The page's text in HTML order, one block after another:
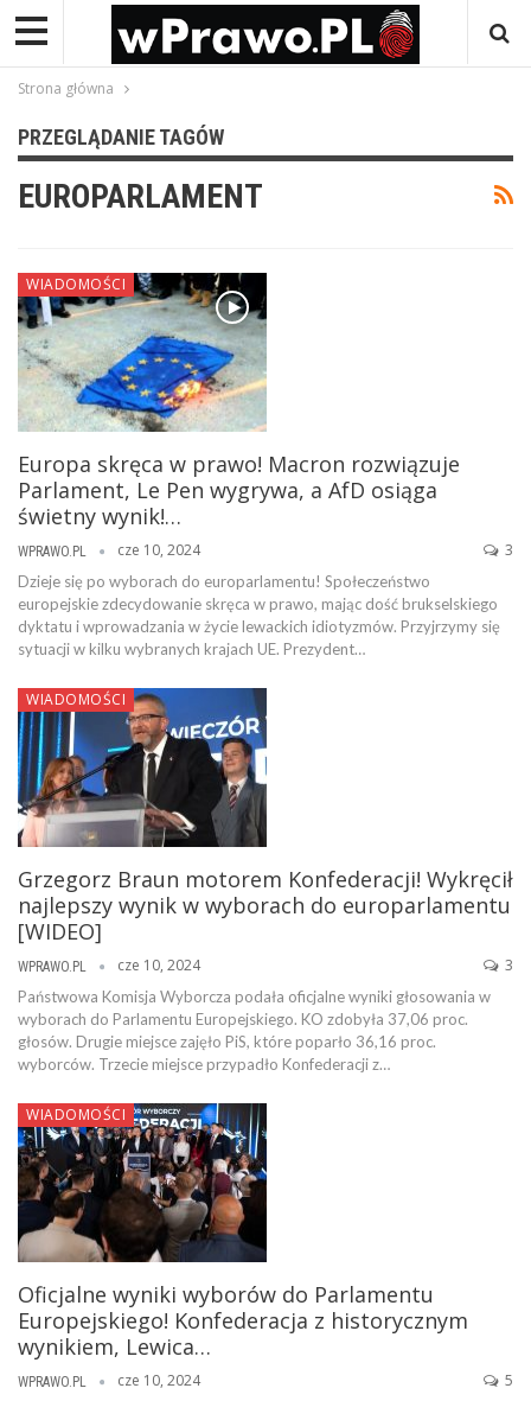
Strona główna
PRZEGLĄDANIE TAGÓW
EUROPARLAMENT
WIADOMOŚCI
Europa skręca w prawo! Macron rozwiązuje
Parlament, Le Pen wygrywa, a AfD osiąga
świetny wynik!…
WPRAWO.PL cze 10, 2024 3
Dzieje się po wyborach do europarlamentu! Społeczeństwo
europejskie zdecydowanie skręca w prawo, mając dość brukselskiego
dyktatu i wprowadzania w życie lewackich idiotyzmów. Przyjrzymy się
sytuacji w kilku wybranych krajach UE. Prezydent…
WIADOMOŚCI
Grzegorz Braun motorem Konfederacji! Wykręcił
najlepszy wynik w wyborach do europarlamentu
[WIDEO]
WPRAWO.PL cze 10, 2024 3
Państwowa Komisja Wyborcza podała oficjalne wyniki głosowania w
wyborach do Parlamentu Europejskiego. KO zdobyła 37,06 proc.
głosów. Drugie miejsce zajęło PiS, które poparło 36,16 proc.
wyborców. Trzecie miejsce przypadło Konfederacji z…
WIADOMOŚCI
Oficjalne wyniki wyborów do Parlamentu
Europejskiego! Konfederacja z historycznym
wynikiem, Lewica…
WPRAWO.PL cze 10, 2024 5